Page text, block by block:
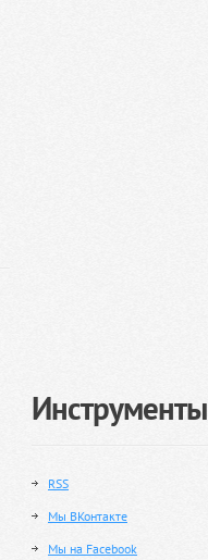
Инструменты
RSS
Мы ВКонтакте
Мы на Facebook